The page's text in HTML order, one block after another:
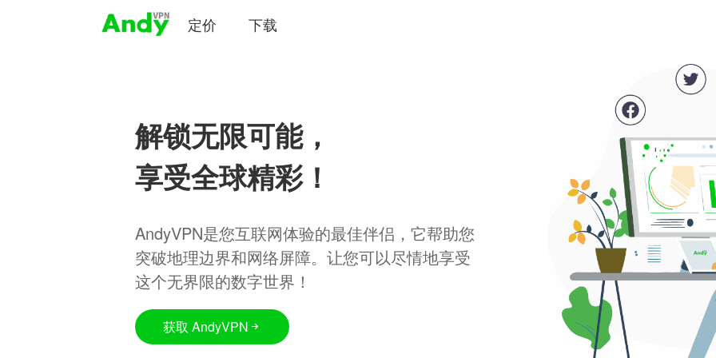
定价 下载
解锁无限可能，
享受全球精彩！
AndyVPN是您互联网体验的最佳伴侣，它帮助您
突破地理边界和网络屏障。让您可以尽情地享受
这个无界限的数字世界！
获取 AndyVPN